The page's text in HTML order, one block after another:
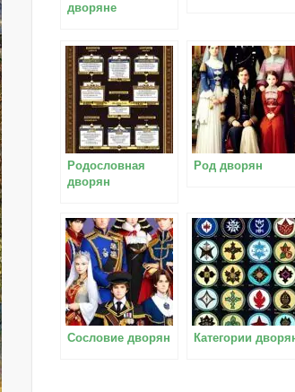
дворяне
Родословная
дворян
Род дворян
Сословие дворян Категории